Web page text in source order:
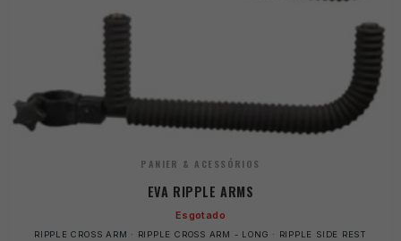
PANIER & ACESSÓRIOS
EVA RIPPLE ARMS
Esgotado
RIPPLE CROSS ARM · RIPPLE CROSS ARM - LONG · RIPPLE SIDE REST